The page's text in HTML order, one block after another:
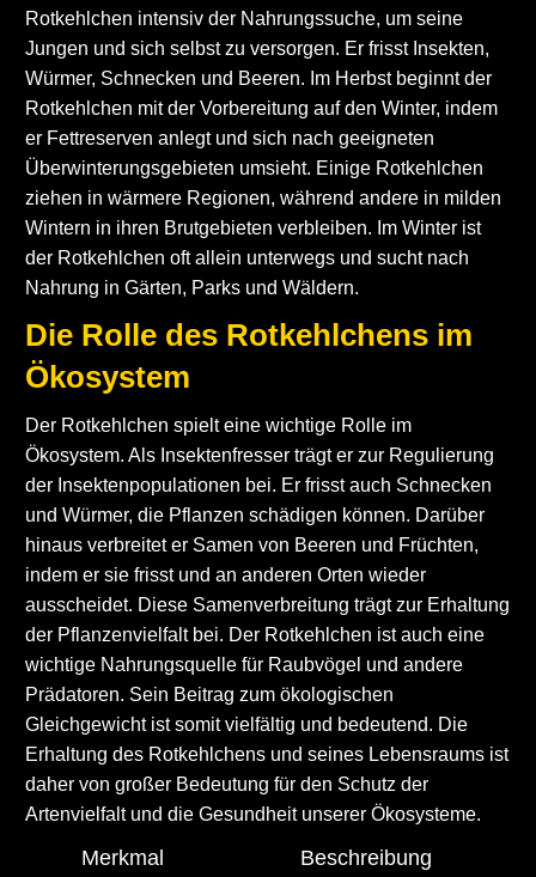
Rotkehlchen intensiv der Nahrungssuche, um seine
Jungen und sich selbst zu versorgen. Er frisst Insekten,
Würmer, Schnecken und Beeren. Im Herbst beginnt der
Rotkehlchen mit der Vorbereitung auf den Winter, indem
er Fettreserven anlegt und sich nach geeigneten
Überwinterungsgebieten umsieht. Einige Rotkehlchen
ziehen in wärmere Regionen, während andere in milden
Wintern in ihren Brutgebieten verbleiben. Im Winter ist
der Rotkehlchen oft allein unterwegs und sucht nach
Nahrung in Gärten, Parks und Wäldern.
Die Rolle des Rotkehlchens im
Ökosystem
Der Rotkehlchen spielt eine wichtige Rolle im
Ökosystem. Als Insektenfresser trägt er zur Regulierung
der Insektenpopulationen bei. Er frisst auch Schnecken
und Würmer, die Pflanzen schädigen können. Darüber
hinaus verbreitet er Samen von Beeren und Früchten,
indem er sie frisst und an anderen Orten wieder
ausscheidet. Diese Samenverbreitung trägt zur Erhaltung
der Pflanzenvielfalt bei. Der Rotkehlchen ist auch eine
wichtige Nahrungsquelle für Raubvögel und andere
Prädatoren. Sein Beitrag zum ökologischen
Gleichgewicht ist somit vielfältig und bedeutend. Die
Erhaltung des Rotkehlchens und seines Lebensraums ist
daher von großer Bedeutung für den Schutz der
Artenvielfalt und die Gesundheit unserer Ökosysteme.
Merkmal
Beschreibung